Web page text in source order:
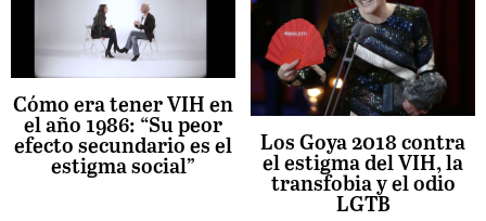
Cómo era tener VIH en
el año 1986: “Su peor
efecto secundario es el
estigma social”
Los Goya 2018 contra
el estigma del VIH, la
transfobia y el odio
LGTB